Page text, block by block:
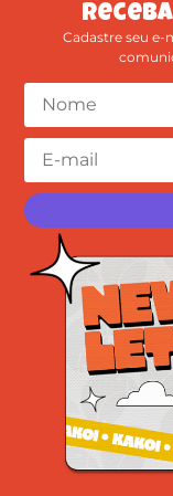
Cadastre seu e-